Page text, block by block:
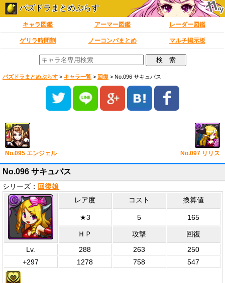
パズドラまとめぷらす
キャラ図鑑 アーマー図鑑 レーダー図鑑
ゲリラ時間割 ノーコンパまとめ マルチ掲示板
パズドラまとめぷらす > キャラ一覧 > 回復 > No.096 サキュバス
No.095 エンジェル No.097 リリス
No.096 サキュバス
シリーズ： 回復娘
レア度 コスト 換算値
★3 5 165
ＨＰ 攻撃
回復
Lv.
288 263
250
+297
1278 758 547